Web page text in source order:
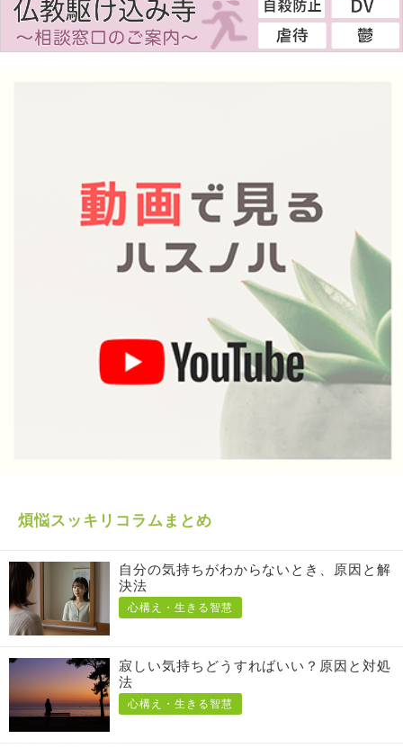
煩悩スッキリコラムまとめ
自分の気持ちがわからないとき、原因と解
決法
心構え・生きる智慧
寂しい気持ちどうすればいい？原因と対処
法
心構え・生きる智慧